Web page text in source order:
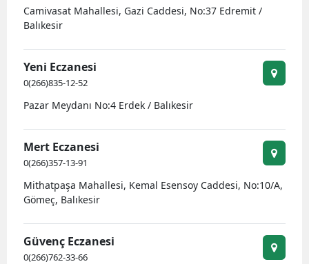
Camivasat Mahallesi, Gazi Caddesi, No:37 Edremit /
Balıkesir
Yeni Eczanesi
0(266)835-12-52
Pazar Meydanı No:4 Erdek / Balıkesir
Mert Eczanesi
0(266)357-13-91
Mithatpaşa Mahallesi, Kemal Esensoy Caddesi, No:10/A,
Gömeç, Balıkesir
Güvenç Eczanesi
0(266)762-33-66